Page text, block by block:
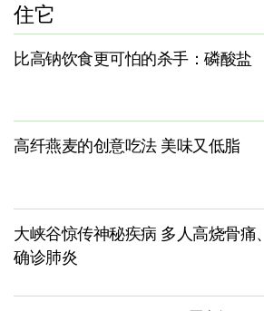
住它
比高钠饮食更可怕的杀手：磷酸盐
高纤燕麦的创意吃法 美味又低脂
大峡谷惊传神秘疾病 多人高烧骨痛、
确诊肺炎